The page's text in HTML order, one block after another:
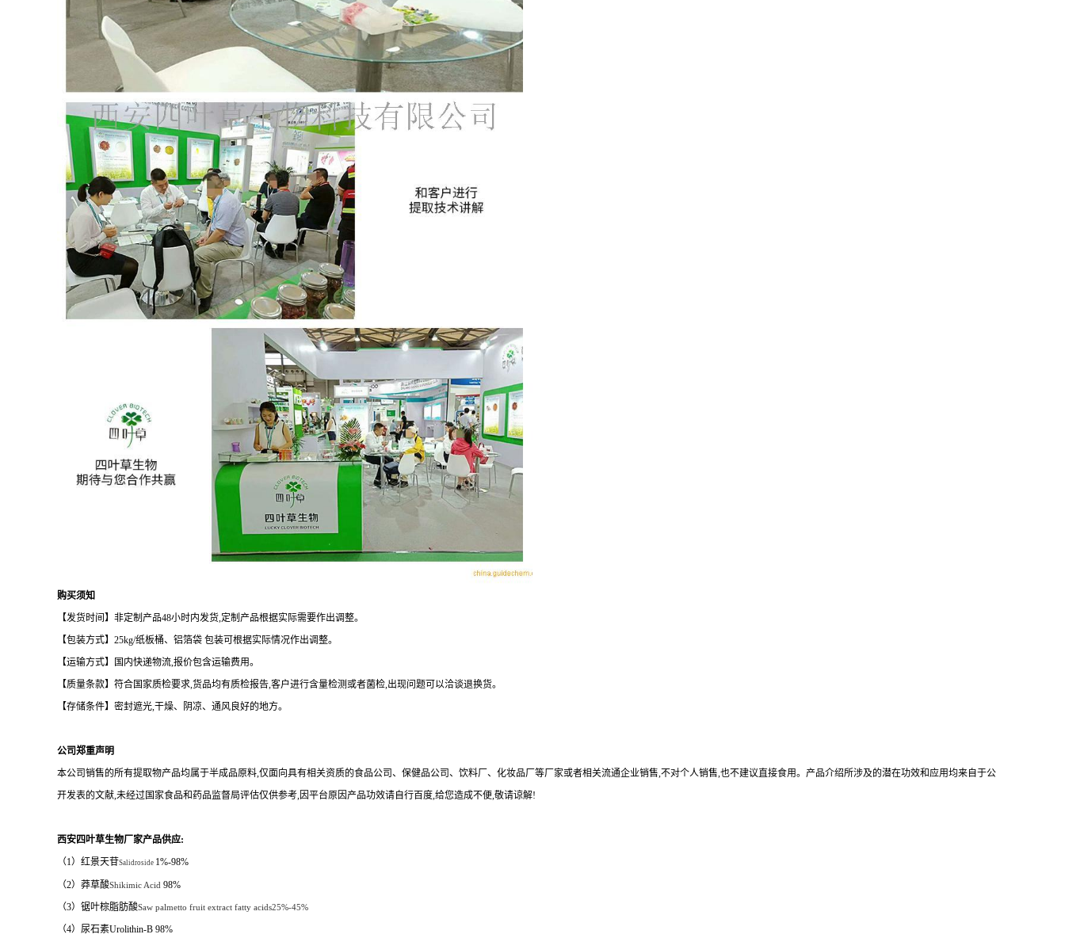
购买须知
【发货时间】非定制产品48小时内发货,定制产品根据实际需要作出调整。
【包装方式】 25kg/纸板桶、铝箔袋 包装可根据实际情况作出调整。
【运输方式】国内快递物流,报价包含运输费用。
【质量条款】符合国家质检要求,货品均有质检报告,客户进行含量检测或者菌检,出现问题可以洽谈退换货。
【存储条件】密封遮光,干燥、阴凉、通风良好的地方。
公司郑重声明
本公司销售的所有提取物产品均属于半成品原料,仅面向具有相关资质的食品公司、保健品公司、饮料厂、化妆品厂等厂家或者相关流通企业销售,不对个人销售,也不建议直接食用。产品介绍所涉及的潜在功效和应用均来自于公
开发表的文献,未经过国家食品和药品监督局评估仅供参考,因平台原因产品功效请自行百度,给您造成不便,敬请谅解!
西安四叶草生物厂家产品供应:
（1）红景天苷Salidroside 1%-98%
（2）莽草酸Shikimic Acid 98%
（3）锯叶棕脂肪酸Saw palmetto fruit extract fatty acids25%-45%
（4） 尿石素Urolithin-B 98%